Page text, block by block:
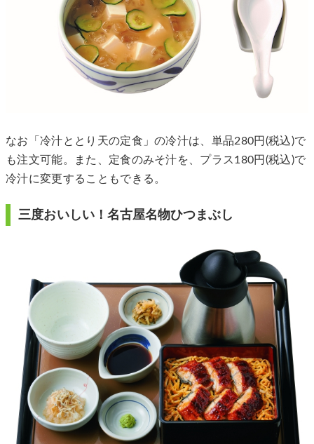
なお「冷汁ととり天の定食」の冷汁は、単品280円(税込)で
も注文可能。また、定食のみそ汁を、プラス180円(税込)で
冷汁に変更することもできる。
三度おいしい！名古屋名物ひつまぶし